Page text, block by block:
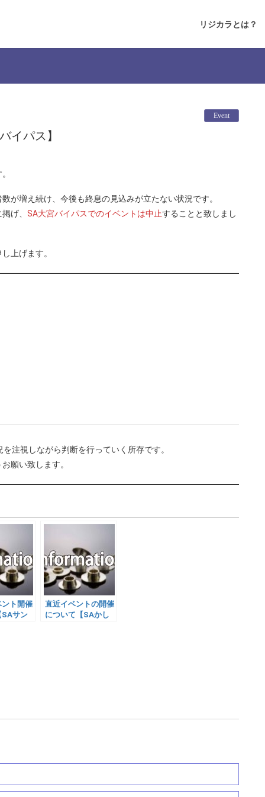
リジカラとは？
Event
イパス】
が増え続け、今後も終息の見込みが立たない状況です。
げ、 SA大宮バイパスでのイベントは中止することと致しまし
上げます。
注視しながら判断を行っていく所存です。
願い致します。
ト開催
SAサン
直近イベントの開催
について【SAかし